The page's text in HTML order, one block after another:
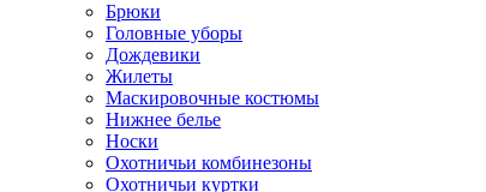
Брюки
Головные уборы
Дождевики
Жилеты
Маскировочные костюмы
Нижнее белье
Носки
Охотничьи комбинезоны
Охотничьи куртки